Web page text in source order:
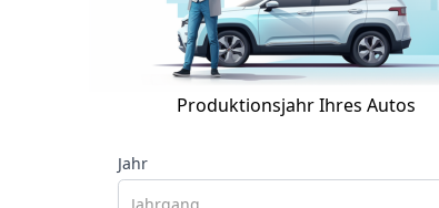
Produktionsjahr Ihres Autos
Jahr